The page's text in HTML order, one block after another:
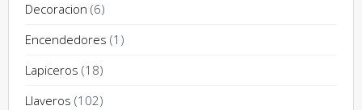
Decoracion (6)
Encendedores (1)
Lapiceros (18)
Llaveros (102)